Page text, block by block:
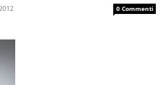
0 Commenti